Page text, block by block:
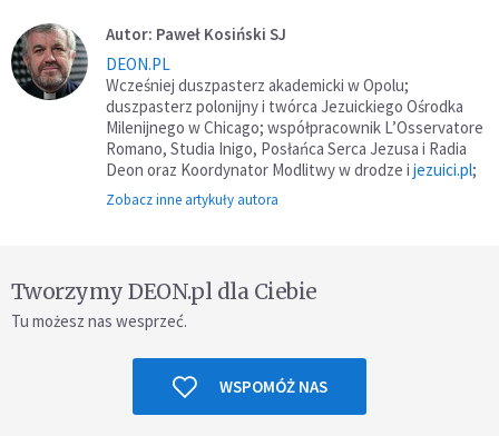
Autor: Paweł Kosiński SJ
DEON.PL
Wcześniej duszpasterz akademicki w Opolu;
duszpasterz polonijny i twórca Jezuickiego Ośrodka
Milenijnego w Chicago; współpracownik L’Osservatore
Romano, Studia Inigo, Posłańca Serca Jezusa i Radia
Deon oraz Koordynator Modlitwy w drodze i jezuici.pl;
Zobacz inne artykuły autora
Tworzymy DEON.pl dla Ciebie
Tu możesz nas wesprzeć.
WSPOMÓŻ NAS